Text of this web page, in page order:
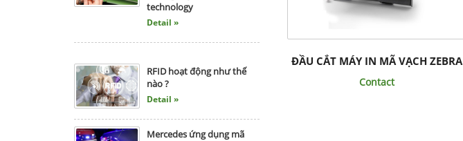
Detail »
nào ?
Detail »
Mercedes ứng dụng mã
vạch QR
ĐẦU CẮT MÁY IN MÃ VẠCH ZEBRA
Contact